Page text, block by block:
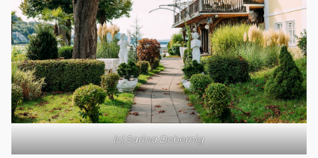
(c) Sarina Dobernig